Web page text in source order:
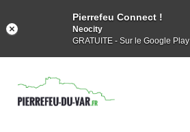
Pierrefeu Connect !
Neocity
GRATUITE - Sur le Google Play